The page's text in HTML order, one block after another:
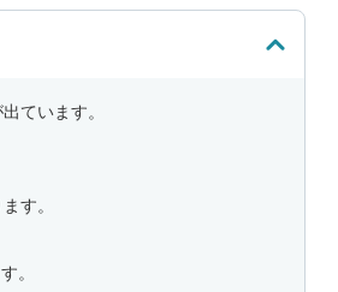
ています。
す。
。